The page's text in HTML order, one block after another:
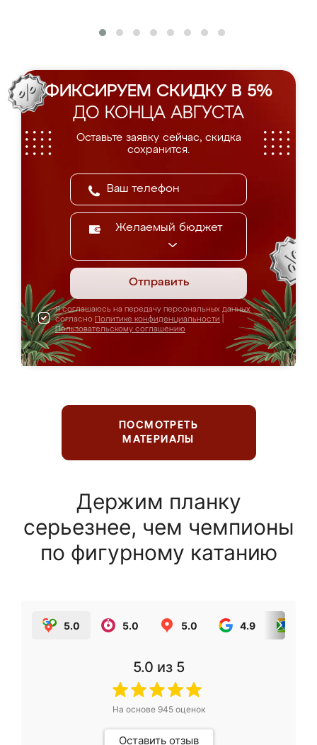
ФИКСИРУЕМ СКИДКУ В 5%
ДО КОНЦА АВГУСТА
Оставьте заявку сейчас, скидка
сохранится.
Желаемый бюджет
Отправить
Я соглашаюсь на передачу персональных данных
согласно Политике конфиденциальности
Пользовательскому соглашению
ПОСМОТРЕТЬ
МАТЕРИАЛЫ
Держим планку
серьезнее, чем чемпионы
по фигурному катанию
5.0 5.0 5.0 4.9
5.0 из 5
На основе 945оценок
Оставить отзыв